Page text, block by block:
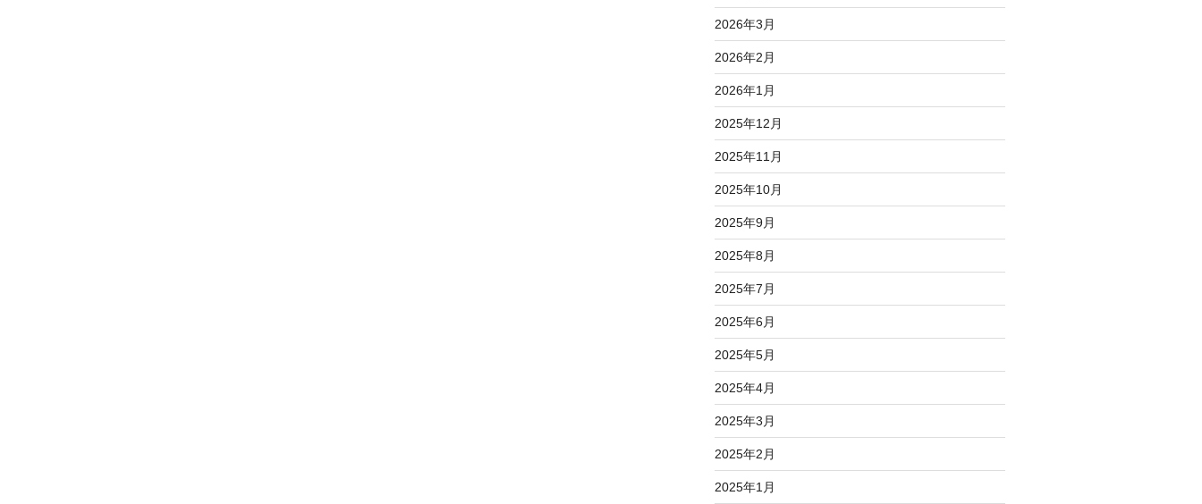
2026年3月
2026年2月
2026年1月
2025年12月
2025年11月
2025年10月
2025年9月
2025年8月
2025年7月
2025年6月
2025年5月
2025年4月
2025年3月
2025年2月
2025年1月